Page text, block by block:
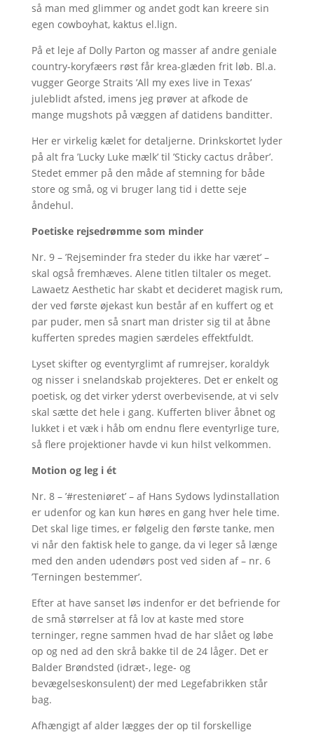
så man med glimmer og andet godt kan kreere sin
egen cowboyhat, kaktus el.lign.
På et leje af Dolly Parton og masser af andre geniale
country-koryfæers røst får krea-glæden frit løb. Bl.a.
vugger George Straits ’All my exes live in Texas’
juleblidt afsted, imens jeg prøver at afkode de
mange mugshots på væggen af datidens banditter.
Her er virkelig kælet for detaljerne. Drinkskortet lyder
på alt fra ’Lucky Luke mælk’ til ’Sticky cactus dråber’.
Stedet emmer på den måde af stemning for både
store og små, og vi bruger lang tid i dette seje
åndehul.
Poetiske rejsedrømme som minder
Nr. 9 – ’Rejseminder fra steder du ikke har været’ –
skal også fremhæves. Alene titlen tiltaler os meget.
Lawaetz Aesthetic har skabt et decideret magisk rum,
der ved første øjekast kun består af en kuffert og et
par puder, men så snart man drister sig til at åbne
kufferten spredes magien særdeles effektfuldt.
Lyset skifter og eventyrglimt af rumrejser, koraldyk
og nisser i snelandskab projekteres. Det er enkelt og
poetisk, og det virker yderst overbevisende, at vi selv
skal sætte det hele i gang. Kufferten bliver åbnet og
lukket i et væk i håb om endnu flere eventyrlige ture,
så flere projektioner havde vi kun hilst velkommen.
Motion og leg i ét
Nr. 8 – ’#resteniøret’ – af Hans Sydows lydinstallation
er udenfor og kan kun høres en gang hver hele time.
Det skal lige times, er følgelig den første tanke, men
vi når den faktisk hele to gange, da vi leger så længe
med den anden udendørs post ved siden af – nr. 6
’Terningen bestemmer’.
Efter at have sanset løs indenfor er det befriende for
de små størrelser at få lov at kaste med store
terninger, regne sammen hvad de har slået og løbe
op og ned ad den skrå bakke til de 24 låger. Det er
Balder Brøndsted (idræt-, lege- og
bevægelseskonsulent) der med Legefabrikken står
bag.
Afhængigt af alder lægges der op til forskellige